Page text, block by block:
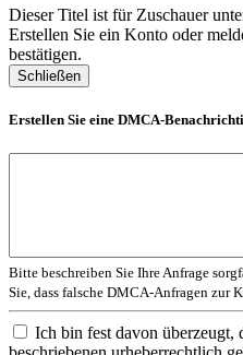
Dieser Titel ist für Zuschauer
Erstellen Sie ein Konto oder
bestätigen.
Schließen
Erstellen Sie eine DMCA-
Bitte beschreiben Sie Ihre Anfrage
Sie, dass falsche DMCA-Anfragen zur
Ich bin fest davon überzeugt,